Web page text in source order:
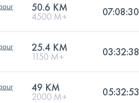
50.6 KM
4500 M+ 07:08:30
25.4 KM
1150 M+ 03:32:38
49 KM
2000 M+ 05:32:53